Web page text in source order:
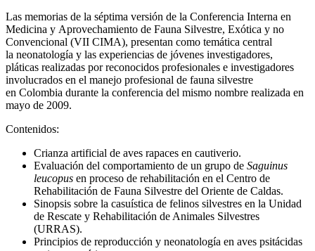
Las memorias de la séptima versión de la Conferencia Interna en
Medicina y Aprovechamiento de Fauna Silvestre, Exótica y no
Convencional (VII CIMA), presentan como temática central
la neonatología y las experiencias de jóvenes investigadores,
pláticas realizadas por reconocidos profesionales e investigadores
involucrados en el manejo profesional de fauna silvestre
en Colombia durante la conferencia del mismo nombre realizada en
mayo de 2009.
Contenidos:
Crianza artificial de aves rapaces en cautiverio.
Evaluación del comportamiento de un grupo de Saguinus
leucopus en proceso de rehabilitación en el Centro de
Rehabilitación de Fauna Silvestre del Oriente de Caldas.
Sinopsis sobre la casuística de felinos silvestres en la Unidad
de Rescate y Rehabilitación de Animales Silvestres
(URRAS).
Principios de reproducción y neonatología en aves psitácidas